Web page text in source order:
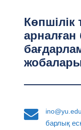
Көпшілік
арналған
барлық